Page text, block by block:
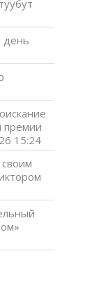
день
премии
15:24